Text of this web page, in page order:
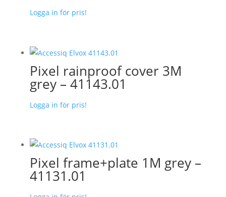
Logga in för pris!
Pixel rainproof cover 3M
grey – 41143.01
Logga in för pris!
Pixel frame+plate 1M grey –
41131.01